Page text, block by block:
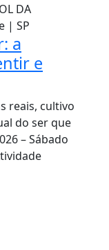
DA
| SP
a
e
reais, cultivo
do ser que
– Sábado